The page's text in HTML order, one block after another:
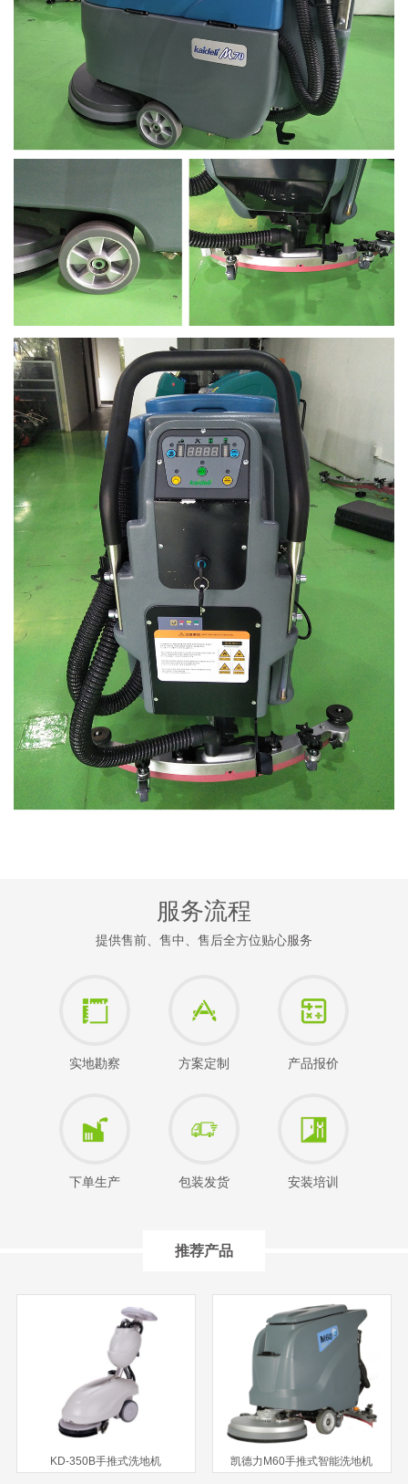
服务流程
提供售前、售中、售后全方位贴心服务
实地勘察 方案定制 产品报价
下单生产 包装发货 安装培训
推荐产品
KD-350B手推式洗地机 凯德力M60手推式智能洗地机